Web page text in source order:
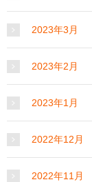
2023年3月
2023年2月
2023年1月
2022年12月
2022年11月